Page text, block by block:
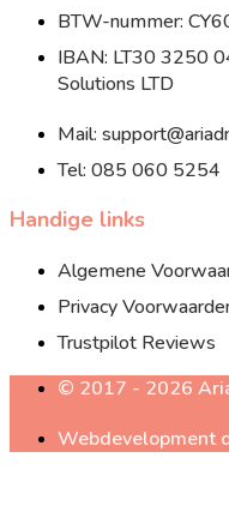
BTW-nummer:
IBAN: LT30 3250
Solutions LTD
Mail:
Tel: 085 060 5254
Handige links
Algemene
Privacy
Trustpilot Reviews
© 2017 - 2026
Webdevelopment